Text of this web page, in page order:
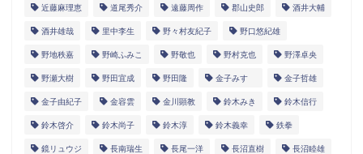
近藤麻理恵 道尾秀介 遠藤周作 郡山史郎 酒井大輔
酒井雄哉 里中李生 野々村友紀子 野口悠紀雄
野地秩嘉 野崎ふみこ 野敬也 野村克也 野澤卓央
野瀬大樹 野田宜成 野田隆 金子みすゞ 金子哲雄
金子由紀子 金容雲 金川顕教 鈴木みき 鈴木信行
鈴木啓介 鈴木尚子 鈴木淳 鈴木義幸 鉄拳
鏡リュウジ 長南瑞生 長尾一洋 長沼直樹 長沼睦雄